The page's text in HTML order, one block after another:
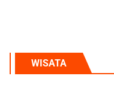
WISATA